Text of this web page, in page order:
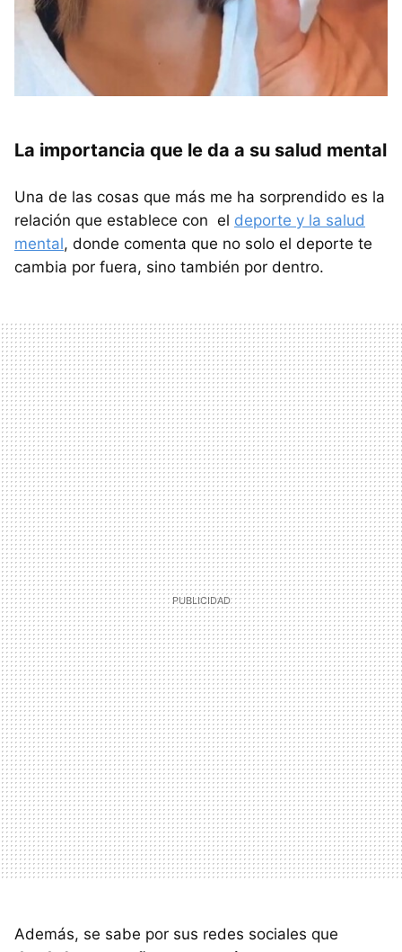
La importancia que le da a su salud mental
Una de las cosas que más me ha sorprendido es la
relación que establece con el deporte y la salud
mental, donde comenta que no solo el deporte te
cambia por fuera, sino también por dentro.
Además, se sabe por sus redes sociales que